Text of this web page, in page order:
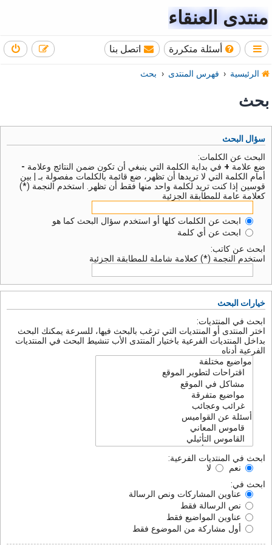
منتدى العنقاء
أسئلة متكررة اتصل بنا
الرئيسية فهرس المنتدى بحث
بحث
سؤال البحث
البحث عن الكلمات:
ضع علامة + في بداية الكلمة التي ينبغي أن تكون ضمن النتائج وعلامة -
أمام الكلمة التي لا تريدها أن تظهر، ضع قائمة بالكلمات مفصولة بـ
بين
قوسين إذا كنت تريد لكلمة واحد منها فقط أن تظهر. استخدم النجمة (*)
كعلامة عامة للمطابقة الجزئية
ابحث عن الكلمات كلها أو استخدم سؤال البحث كما هو
ابحث عن أي كلمة
ابحث عن كاتب:
استخدم النجمة (*) كعلامة شاملة للمطابقة الجزئية
خيارات البحث
ابحث في المنتديات:
اختر المنتدى أو المنتديات التي ترغب بالبحث فيها، للسرعة يمكنك البحث
بداخل المنتديات الفرعية باختيار المنتدى الأب تنشيط البحث في المنتديات
الفرعية أدناه
ابحث في المنتديات الفرعية:
نعم
لا
ابحث في:
عناوين المشاركات ونص الرسالة
نص الرسالة فقط
عناوين المواضيع فقط
أول مشاركة من الموضوع فقط